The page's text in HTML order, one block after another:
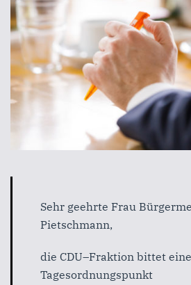
Sehr geehrte Frau
Pietschmann,
die CDU–Fraktion bittet
Tagesordnungspunkt